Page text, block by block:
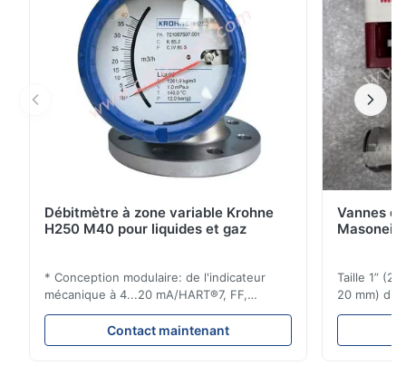
Débitmètre à zone variable Krohne
H250 M40 pour liquides et gaz
* Conception modulaire: de l'indicateur
mécanique à 4...20 mA/HART®7, FF,
Profibus-PA et totalizateur * N'importe
quelle position d'installation: verticale,
horizontale ou dans les tuyaux
Contact maintenant
Vannes
Taille 1”
20 mm)
brides :